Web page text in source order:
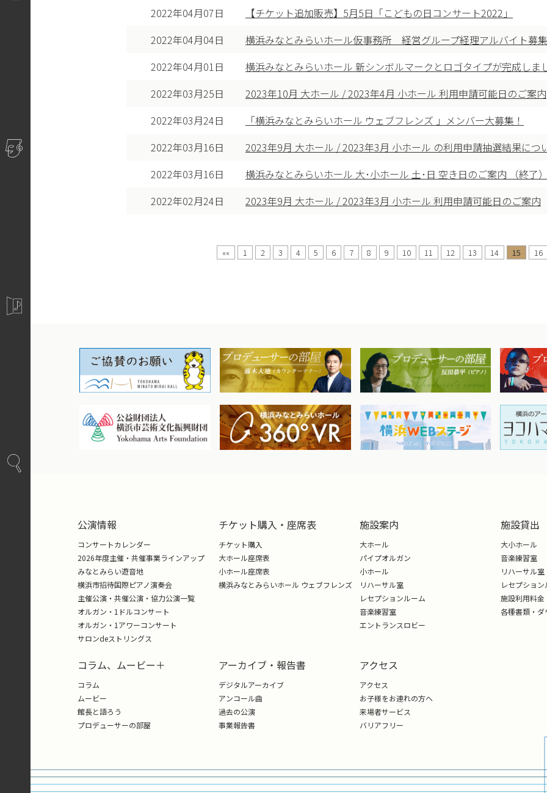
2022年04月07日
【チケット追加販売】5月5日「こどもの日コンサート2022」
2022年04月04日
横浜みなとみらいホール仮事務所 経営グループ経理アルバイト募集
2022年04月01日
横浜みなとみらいホール 新シンボルマークとロゴタイプが完成しま
2022年03月25日
2023年10月 大ホール / 2023年4月 小ホール 利用申請可能日のご案内
2022年03月24日
「横浜みなとみらいホール ウェブフレンズ 」メンバー大募集！
2022年03月16日
2023年9月 大ホール / 2023年3月 小ホール の利用申請抽選結果につ
2022年03月16日
横浜みなとみらいホール 大･小ホール 土･日 空き日のご案内 （終了）
2022年02月24日
2023年9月 大ホール / 2023年3月 小ホール 利用申請可能日のご案内
«« 1 2 3 4 5 6 7 8 9 10 11 12 13 14 15 16
公演情報
コンサートカレンダー
2026年度主催・共催事業ラインアップ
みなとみらい遊音地
横浜市招待国際ピアノ演奏会
主催公演・共催公演・協力公演一覧
オルガン・1ドルコンサート
オルガン・1アワーコンサート
サロンdeストリングス
チケット購入・座席表
チケット購入
大ホール座席表
小ホール座席表
横浜みなとみらいホール ウェブフレンズ
施設案内
大ホール
パイプオルガン
小ホール
リハーサル室
レセプションルーム
音楽練習室
エントランスロビー
施設貸出
大小ホール
音楽練習室
リハーサル室
レセプション
施設利用料金
各種書類・ダ
コラム、ムービー＋
コラム
ムービー
館長と語ろう
プロデューサーの部屋
アーカイブ・報告書
デジタルアーカイブ
アンコール曲
過去の公演
事業報告書
アクセス
アクセス
お子様をお連れの方へ
来場者サービス
バリアフリー